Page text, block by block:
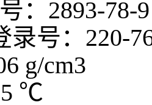
：2893-78-9
录号：220-
g/cm3
℃